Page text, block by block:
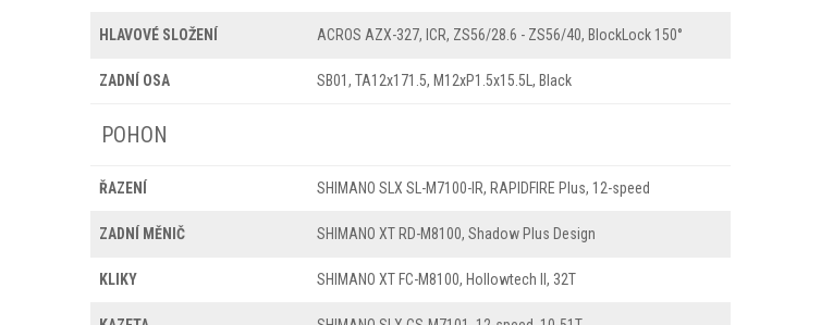
HLAVOVÉ SLOŽENÍ ACROS AZX-327, ICR, ZS56/28.6 - ZS56/40, BlockLock 150°
ZADNÍ OSA SB01, TA12x171.5, M12xP1.5x15.5L, Black
POHON
ŘAZENÍ SHIMANO SLX SL-M7100-IR, RAPIDFIRE Plus, 12-speed
ZADNÍ MĚNIČ SHIMANO XT RD-M8100, Shadow Plus Design
KLIKY SHIMANO XT FC-M8100, Hollowtech II, 32T